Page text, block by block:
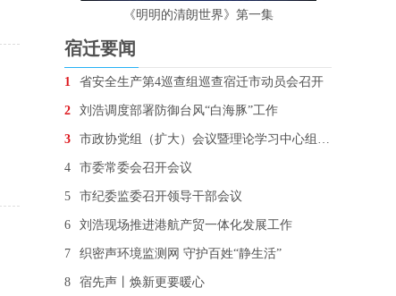
《明明的清朗世界》第一集
宿迁要闻
1 省安全生产第4巡查组巡查宿迁市动员会召开
2 刘浩调度部署防御台风“白海豚”工作
3 市政协党组（扩大）会议暨理论学习中心组学习会召开
4 市委常委会召开会议
5 市纪委监委召开领导干部会议
6 刘浩现场推进港航产贸一体化发展工作
7 织密声环境监测网 守护百姓“静生活”
8 宿先声丨焕新更要暖心